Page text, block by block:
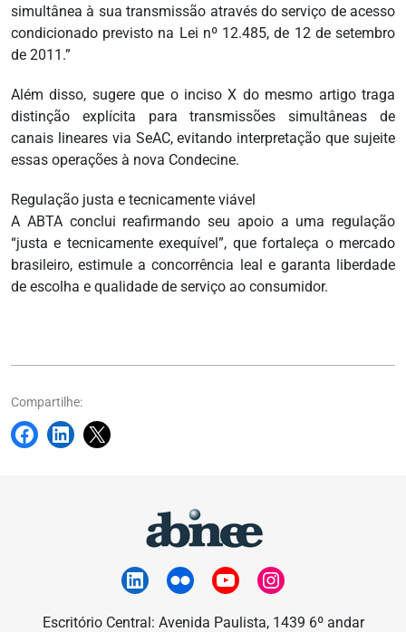
simultânea à sua transmissão através do serviço de acesso
condicionado previsto na Lei nº 12.485, de 12 de setembro
de 2011.”
Além disso, sugere que o inciso X do mesmo artigo traga
distinção explícita para transmissões simultâneas de
canais lineares via SeAC, evitando interpretação que sujeite
essas operações à nova Condecine.
Regulação justa e tecnicamente viável
A ABTA conclui reafirmando seu apoio a uma regulação
“justa e tecnicamente exequível”, que fortaleça o mercado
brasileiro, estimule a concorrência leal e garanta liberdade
de escolha e qualidade de serviço ao consumidor.
Compartilhe:
Escritório Central: Avenida Paulista, 1439 6º andar